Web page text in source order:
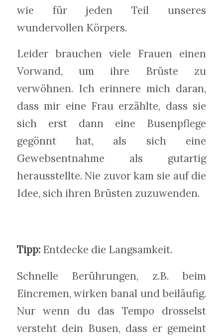
wie für jeden Teil unseres
wundervollen Körpers.
Leider brauchen viele Frauen einen
Vorwand, um ihre Brüste zu
verwöhnen. Ich erinnere mich daran,
dass mir eine Frau erzählte, dass sie
sich erst dann eine Busenpflege
gegönnt hat, als sich eine
Gewebsentnahme als gutartig
herausstellte. Nie zuvor kam sie auf die
Idee, sich ihren Brüsten zuzuwenden.
Tipp:Entdecke die Langsamkeit.
Schnelle Berührungen, z.B. beim
Eincremen, wirken banal und beiläufig.
Nur wenn du das Tempo drosselst
versteht dein Busen, dass er gemeint